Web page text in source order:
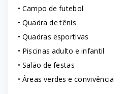
• Campo de futebol
• Quadra de tênis
• Quadras esportivas
• Piscinas adulto e infantil
• Salão de festas
• Áreas verdes e convivência